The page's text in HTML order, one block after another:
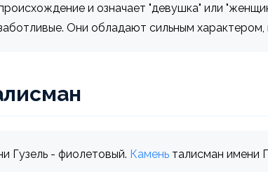
и означает "девушка" или
Они обладают сильным
Гузель - фиолетовый. Камень талисман имени